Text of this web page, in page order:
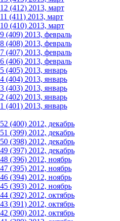
(412) 2013, март
(411) 2013, март
(410) 2013, март
(409) 2013, февраль
(408) 2013, февраль
(407) 2013, февраль
(406) 2013, февраль
(405) 2013, январь
(404) 2013, январь
(403) 2013, январь
(402) 2013, январь
(401) 2013, январь
(400) 2012, декабрь
(399) 2012, декабрь
(398) 2012, декабрь
(397) 2012, декабрь
(396) 2012, ноябрь
(395) 2012, ноябрь
(394) 2012, ноябрь
(393) 2012, ноябрь
(392) 2012, октябрь
(391) 2012, октябрь
(390) 2012, октябрь